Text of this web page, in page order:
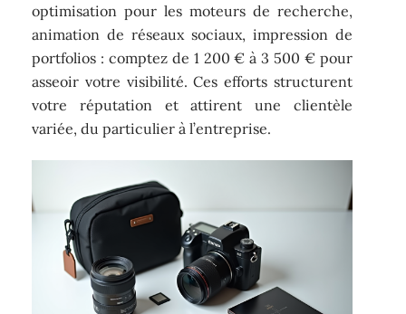
optimisation pour les moteurs de recherche,
animation de réseaux sociaux, impression de
portfolios : comptez de 1 200 € à 3 500 € pour
asseoir votre visibilité. Ces efforts structurent
votre réputation et attirent une clientèle
variée, du particulier à l’entreprise.